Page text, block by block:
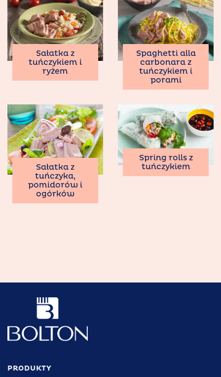
Sałatka z
tuńczykiem i
ryżem
Spaghetti alla
carbonara z
tuńczykiem i
porami
Sałatka z
tuńczyka,
pomidorów i
ogórków
Spring rolls z
tuńczykiem
PRODUKTY